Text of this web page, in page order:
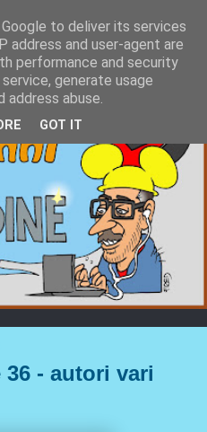
- autori vari
to deliver its services
address and user-agent are
performance and security
generate usage
abuse.
GOT IT